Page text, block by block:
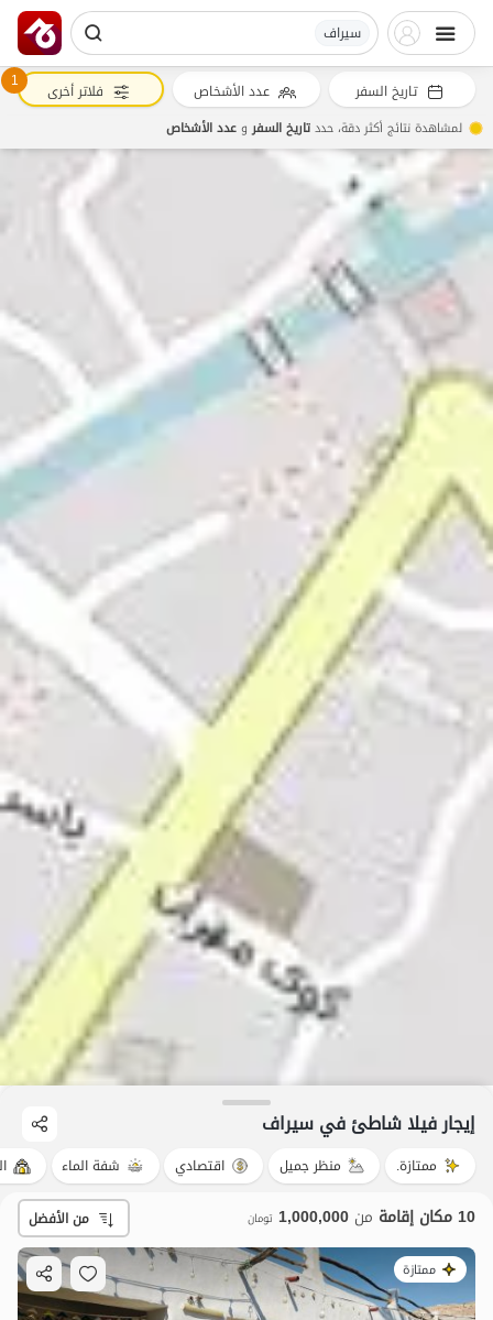
سیراف
إيجار فيلا شاطئ في سیراف
ممتازة. منظر جميل اقتصادي شفة الماء
10 مكان إقامة من 1,000,000 تومان من الأفضل
ممتازة
تاريخ السفر عدد الأشخاص 1 فلاتر أخرى
لمشاهدة نتائج أكثر دقة، حددتاريخ السفروعدد الأشخاص